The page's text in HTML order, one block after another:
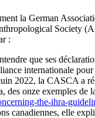
la German
Society
:
que ses
internationale
2022, la CASCA a
des onze exemples de
the-ihra-
canadiennes, elle